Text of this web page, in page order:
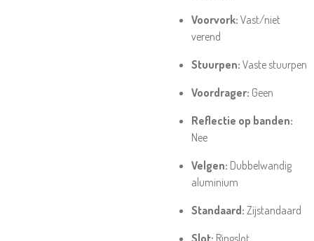
Voorvork: Vast/niet
verend
Stuurpen: Vaste stuurpen
Voordrager: Geen
Reflectie op banden:
Nee
Velgen: Dubbelwandig
aluminium
Standaard: Zijstandaard
Slot: Ringslot